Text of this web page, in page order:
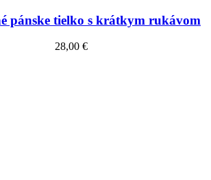
pánske tielko s krátkym rukávom
28,00 €